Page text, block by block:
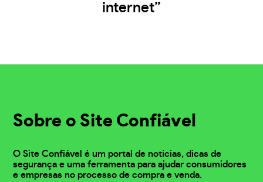
internet”
Sobre o Site Confiável
O Site Confiável é um portal de notícias, dicas de
segurança e uma ferramenta para ajudar consumidores
e empresas no processo de compra e venda.